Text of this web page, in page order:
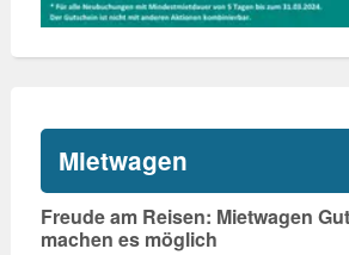
Mietwagen
Freude am Reisen: Mietwagen
machen es möglich